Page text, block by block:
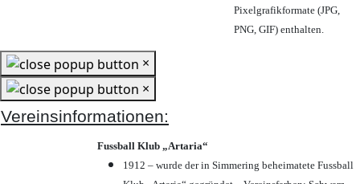
Pixelgrafikformate (JPG,
PNG, GIF) enthalten.
×
×
Vereinsinformationen:
Fussball Klub „Artaria“
1912 – wurde der in Simmering beheimatete Fussball